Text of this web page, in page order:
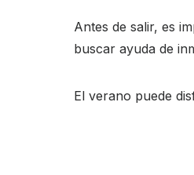
Antes de salir, es
buscar ayuda de
El verano puede